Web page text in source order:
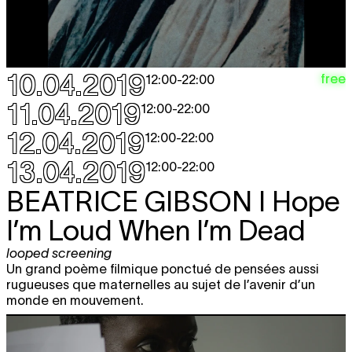
12:00 - 22:00
looped screening
CHARLINE TYBERGHEIN Soft News
12:00 - 18:00
expo
ON & FOR PRODUCTION AND
DISTRIBUTIONDistribution Models
13:00
workshop
MOHAMED TOUKABRIThe Upside
Down Man (The Son Of The Road)
20:30
performance,danses en fête
MODERN SOUND KOREA
Idiotape +
Say Sue Me + Raw by Peppers
21:30
concert
BILLETTERIE
sam.
GERALD MACHONA & TANKISO
MAMABOLO
Survive
12:00 - 22:00
looped screening
10.04.201912:00-22:00
11.04.201912:00-22:00
12.04.201912:00-22:00
13.04.201912:00-22:00
free
BEATRICE GIBSON I Hope
I’m Loud When I’m Dead
looped screening
Un grand poème filmique ponctué de pensées aussi
rugueuses que maternelles au sujet de l’avenir d’un
monde en mouvement.